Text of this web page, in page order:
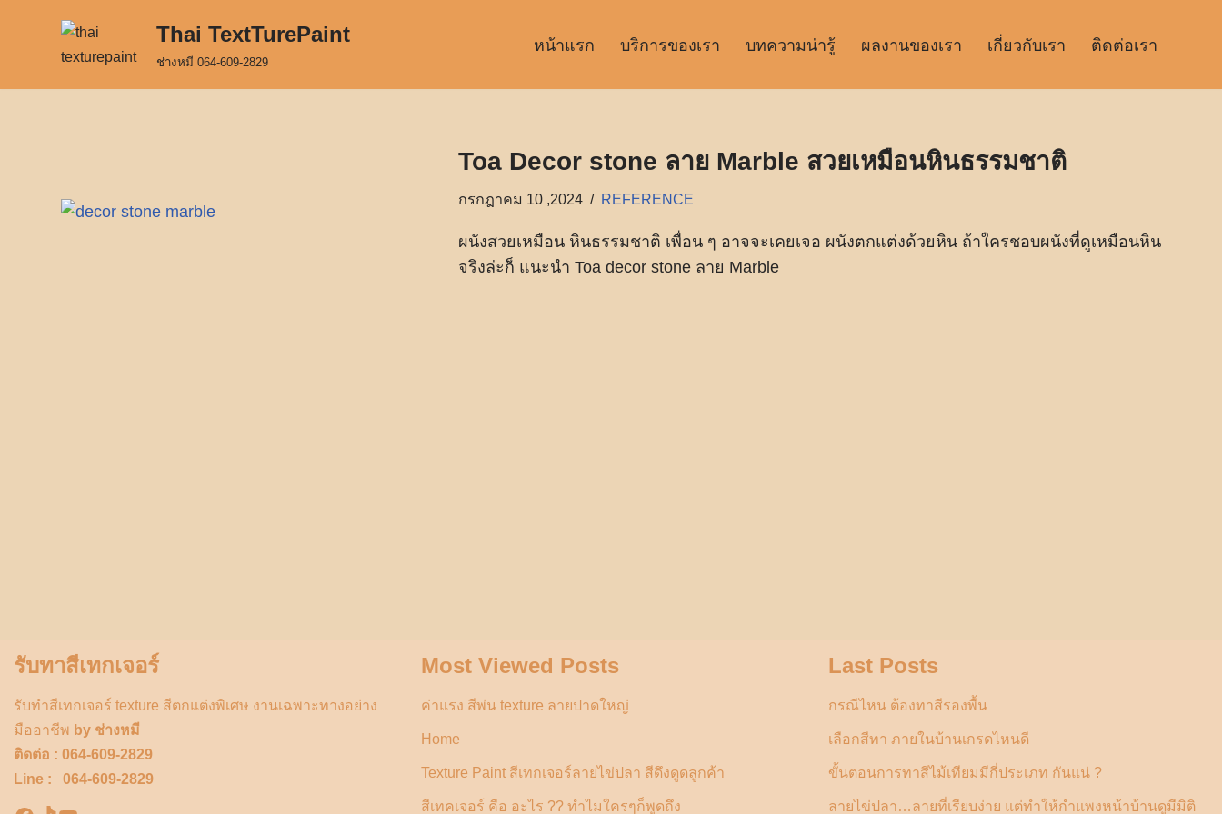
Thai TextTurePaint
ช่างหมี 064-609-2829
หน้าแรก บริการของเรา บทความน่ารู้ ผลงานของเรา เกี่ยวกับเรา ติดต่อเรา
Toa Decor stone ลาย Marble สวยเหมือนหินธรรมชาติ
กรกฎาคม 10 ,2024 REFERENCE
ผนังสวยเหมือน หินธรรมชาติ เพื่อน ๆ อาจจะเคยเจอ ผนังตกแต่งด้วยหิน ถ้าใครชอบผนังที่ดูเหมือนหิน
จริงล่ะก็ แนะนำ Toa decor stone ลาย Marble
รับทาสีเทกเจอร์
รับทำสีเทกเจอร์ texture สีตกแต่งพิเศษ งานเฉพาะทางอย่าง
มืออาชีพ by ช่างหมี
ติดต่อ : 064-609-2829
Line : 064-609-2829
Most Viewed Posts
ค่าแรง สีพ่น texture ลายปาดใหญ่
Home
Texture Paint สีเทกเจอร์ลายไข่ปลา สีดึงดูดลูกค้า
สีเทคเจอร์ คือ อะไร ?? ทำไมใครๆก็พูดถึง
Last Posts
กรณีไหน ต้องทาสีรองพื้น
เลือกสีทา ภายในบ้านเกรดไหนดี
ขั้นตอนการทาสีไม้เทียมมีกี่ประเภท กันแน่ ?
ลายไข่ปลา…ลายที่เรียบง่าย แต่ทำให้กำแพงหน้าบ้านดูมีมิติ